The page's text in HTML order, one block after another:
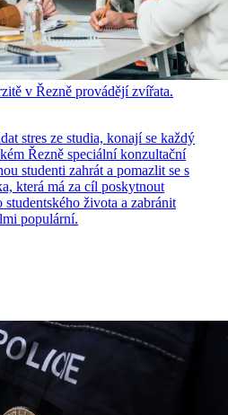
v Řezně provádějí zvířata.
stres ze studia, konají se každý
Řezně speciální konzultační
studenti zahrát a pomazlit se s
která má za cíl poskytnout
života a zabránit
populární.